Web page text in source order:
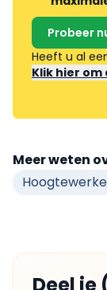
Probeer
Heeft u al
Klik hier
Meer weten